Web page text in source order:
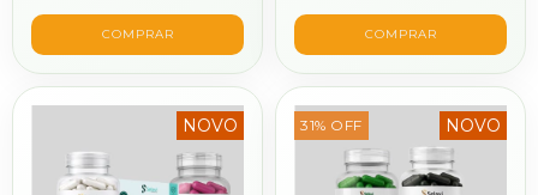
NOVO 31% OFF NOVO